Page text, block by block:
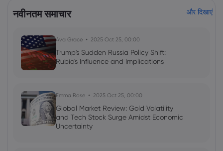
Indices
anymore?
CFD Trading Stocks Shares
नवीनतम समाचार और दिखाएं
Ava Grace 2025 Oct 25, 00:00
Trump's Sudden Russia Policy Shift:
Rubio's Influence and Implications
Emma Rose 2025 Oct 25, 00:00
Global Market Review: Gold Volatility
and Tech Stock Surge Amidst Economic
Uncertainty